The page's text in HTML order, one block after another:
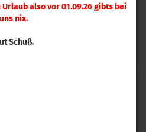
also vor 01.09.26 gibts bei
uns nix.
Schuß.